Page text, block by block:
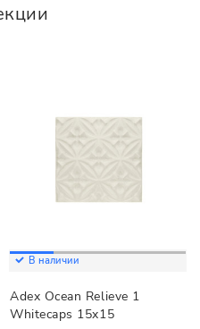
В наличии
Adex Ocean Relieve 1
Whitecaps 15x15